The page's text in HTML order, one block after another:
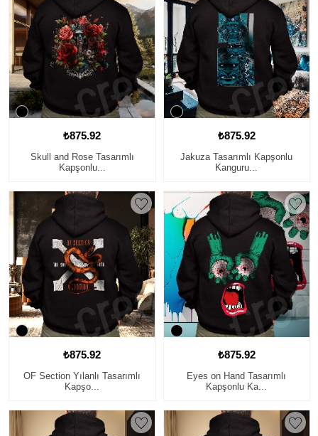
₺875.92
Skull and Rose Tasarımlı
Kapşonlu...
₺875.92
Jakuza Tasarımlı Kapşonlu
Kanguru...
₺875.92
OF Section Yılanlı Tasarımlı
Kapşo...
₺875.92
Eyes on Hand Tasarımlı
Kapşonlu Ka...